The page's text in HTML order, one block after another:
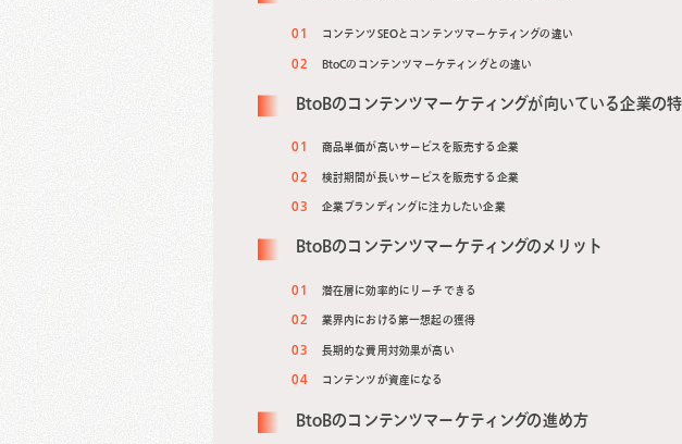
◆ 経歴
2018年 キャップジェミ
2019年 株式会社バンケ
2020年 独立/Webマーケ
2022年 株式会社ニュート
コンテンツSEOとコンテンツマーケティングの違い
BtoCのコンテンツマーケティングとの違い
BtoBのコンテンツマーケティングが向いている企業の
商品単価が高いサービスを販売する企業
検討期間が長いサービスを販売する企業
企業ブランディングに注力したい企業
BtoBのコンテンツマーケティングのメリット
潜在層に効率的にリーチできる
業界内における第一想起の獲得
長期的な費用対効果が高い
コンテンツが資産になる
BtoBのコンテンツマーケティングの進め方